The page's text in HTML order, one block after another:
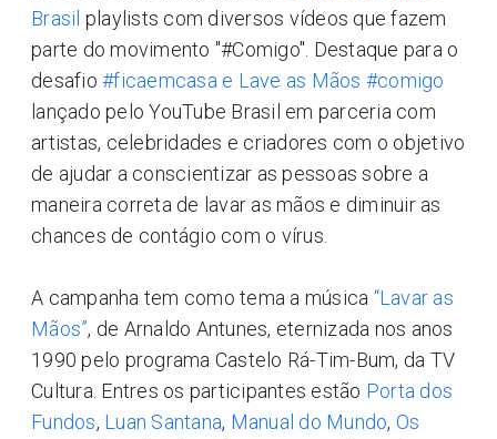
Brasil playlists com diversos vídeos que fazem
parte do movimento "#Comigo". Destaque para o
desafio #ficaemcasa e Lave as Mãos #comigo
lançado pelo YouTube Brasil em parceria com
artistas, celebridades e criadores com o objetivo
de ajudar a conscientizar as pessoas sobre a
maneira correta de lavar as mãos e diminuir as
chances de contágio com o vírus.
A campanha tem como tema a música “Lavar as
Mãos”, de Arnaldo Antunes, eternizada nos anos
1990 pelo programa Castelo Rá-Tim-Bum, da TV
Cultura. Entres os participantes estão Porta dos
Fundos, Luan Santana, Manual do Mundo, Os